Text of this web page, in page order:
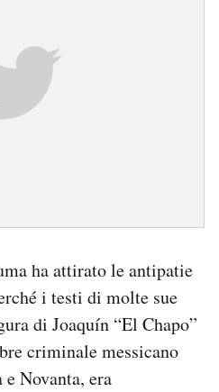
ha attirato le antipatie
i testi di molte sue
di Joaquín “El Chapo”
criminale messicano
Novanta, era